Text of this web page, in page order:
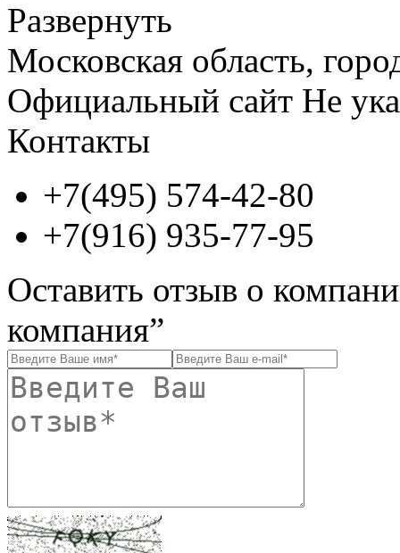
Развернуть
Московская область,
Официальный сайт Не
Контакты
+7(495) 574-42-80
+7(916) 935-77-95
Оставить отзыв о
компания”